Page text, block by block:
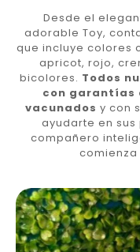
Desde el
adorable Toy,
que incluye colores
apricot, rojo,
bicolores. Todos
con garantías
vacunados y con
ayudarte en sus
compañero
comienza